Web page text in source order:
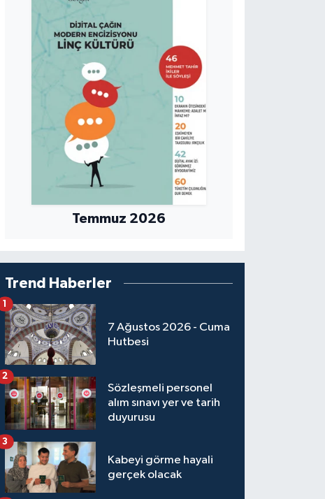
Vekaletle kurban tanıtım
Temmuz 2026
Trend Haberler
7 Ağustos 2026 - Cuma
Hutbesi
1
Sözleşmeli personel
alım sınavı yer ve tarih
duyurusu
2
Kabeyi görme hayali
gerçek olacak
3